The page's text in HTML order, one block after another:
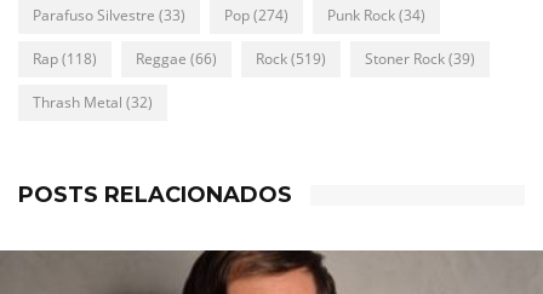
Parafuso Silvestre (33) Pop(274) Punk Rock(34)
Rap(118) Reggae (66) Rock(519) Stoner Rock(39)
Thrash Metal (32)
POSTS RELACIONADOS